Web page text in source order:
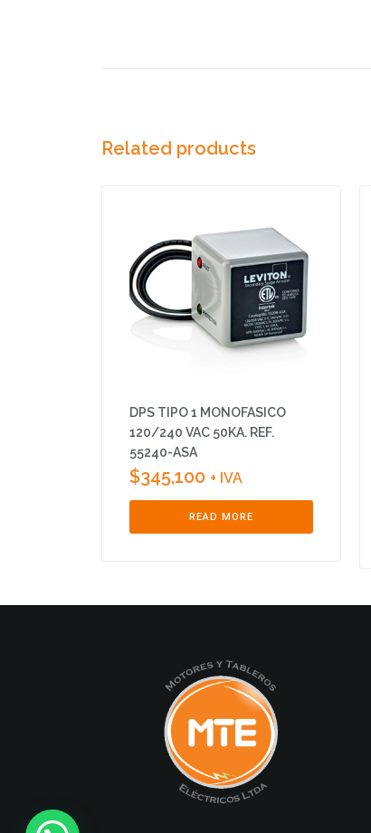
Related products
DPS TIPO 1 MONOFASICO
120/240 VAC 50KA. REF.
55240-ASA
$345,100 + IVA
READ MORE